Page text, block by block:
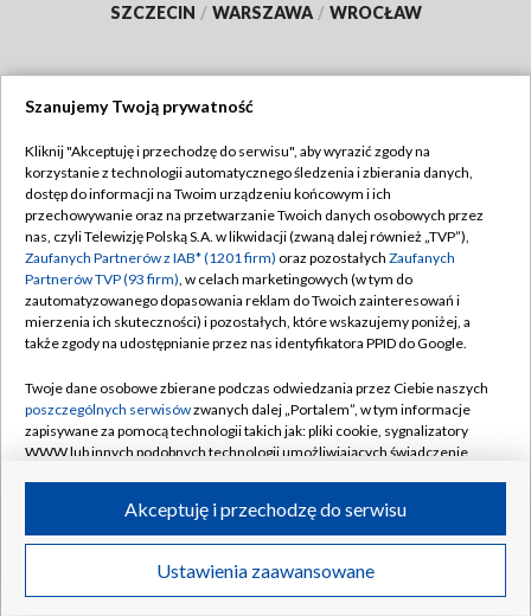
SZCZECIN / WARSZAWA / WROCŁAW
TVP
Abonament TVP
Emisja w TVP
Centrum informacji TVP
Naziemna Telewizja Cyfrowa
Rada Programowa
System NOS
Informacje o nadawcy
Program dla prasy
Ogłoszenie przetargowe
Regulamin TVP
Polityka prywatności
Moje zgody
Pomoc
Kontakt
Kanały
©2026 Telewizja Polska S.A. w likwidacji
Szanujemy Twoją prywatność
Kliknij "Akceptuję i przechodzę do serwisu", aby wyrazić zgody na
korzystanie z technologii automatycznego śledzenia i zbierania danych,
dostęp do informacji na Twoim urządzeniu końcowym i ich
przechowywanie oraz na przetwarzanie Twoich danych osobowych przez
nas, czyli Telewizję Polską S.A. w likwidacji (zwaną dalej również „TVP”),
Zaufanych Partnerów z IAB* (1201 firm) oraz pozostałych Zaufanych
Partnerów TVP (93 firm), w celach marketingowych (w tym do
zautomatyzowanego dopasowania reklam do Twoich zainteresowań i
mierzenia ich skuteczności) i pozostałych, które wskazujemy poniżej, a
także zgody na udostępnianie przez nas identyfikatora PPID do Google.
Twoje dane osobowe zbierane podczas odwiedzania przez Ciebie naszych
poszczególnych serwisówzwanych dalej „Portalem”, w tym informacje
zapisywane za pomocą technologii takich jak: pliki cookie, sygnalizatory
WWW lub innych podobnych technologii umożliwiających świadczenie
ruchu w Internecie.
Twoje dane osobowe zbierane podczas odwiedzania przez Ciebie
poszczególnych serwisówna Portalu, takie jak adresy IP, identyfikatory
Ustawienia zaawansowane
Akceptuję i przechodzę do serwisu